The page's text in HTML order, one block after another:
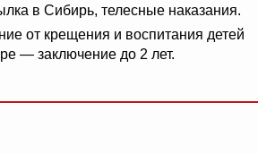
в Сибирь, телесные наказания.
от крещения и воспитания детей
— заключение до 2 лет.